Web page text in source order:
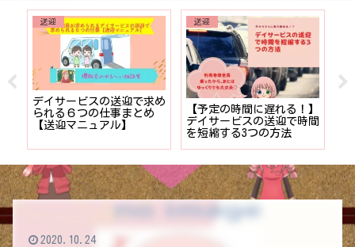
送迎
デイサービスの送迎で求め
られる６つの仕事まとめ
【送迎マニュアル】
送迎
【予定の時間に遅れる！】
デイサービスの送迎で時間
を短縮する3つの方法
2020.10.24